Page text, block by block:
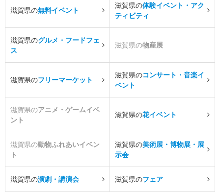
滋賀県の無料イベント
滋賀県の体験イベント・アク
ティビティ
滋賀県のグルメ・フードフェ
ス
滋賀県の物産展
滋賀県のフリーマーケット
滋賀県のコンサート・音楽イ
ベント
滋賀県のアニメ・ゲームイベ
ント
滋賀県の花イベント
滋賀県の動物ふれあいイベン
ト
滋賀県の美術展・博物展・展
示会
滋賀県の演劇・講演会 滋賀県のフェア